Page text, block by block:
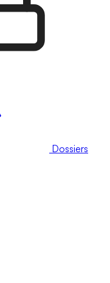
Dossiers